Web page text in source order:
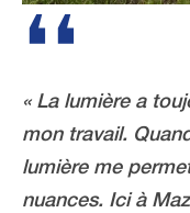
« La lumière a
mon travail.
lumière me
nuances. Ici à